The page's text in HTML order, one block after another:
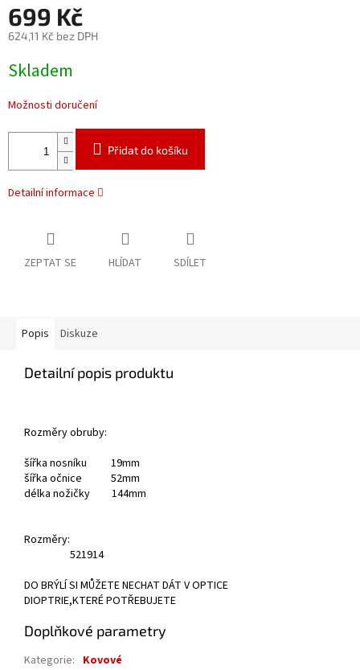
699 Kč
624,11 Kč bez DPH
cena:
Skladem
Možnosti doručení
Přidat do košíku
Detailní informace
ZEPTAT SE HLÍDAT SDÍLET
Popis Diskuze
Detailní popis produktu
Rozměry obruby:
šířka nosníku 19mm
šířka očnice 52mm
délka nožičky 144mm
Rozměry:
521914
DO BRÝLÍ SI MŮŽETE NECHAT DÁT V OPTICE
DIOPTRIE,KTERÉ POTŘEBUJETE
Doplňkové parametry
Kategorie: Kovové